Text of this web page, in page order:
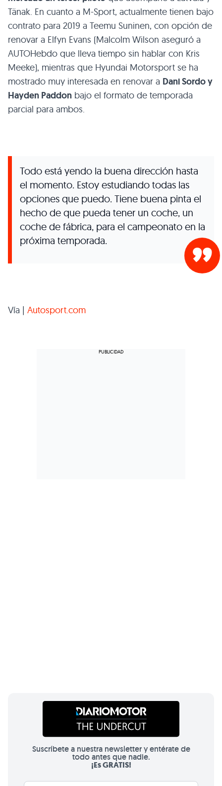
Tänak. En cuanto a M-Sport, actualmente tienen bajo
contrato para 2019 a Teemu Suninen, con opción de
renovar a Elfyn Evans (Malcolm Wilson aseguró a
AUTOHebdo que lleva tiempo sin hablar con Kris
Meeke), mientras que Hyundai Motorsport se ha
mostrado muy interesada en renovar a Dani Sordo y
Hayden Paddon bajo el formato de temporada
parcial para ambos.
Todo está yendo la buena dirección hasta
el momento. Estoy estudiando todas las
opciones que puedo. Tiene buena pinta el
hecho de que pueda tener un coche, un
coche de fábrica, para el campeonato en la
próxima temporada.
Vía | Autosport.com
Suscríbete a nuestra newsletter y entérate de
todo antes que nadie.
¡Es GRATIS!